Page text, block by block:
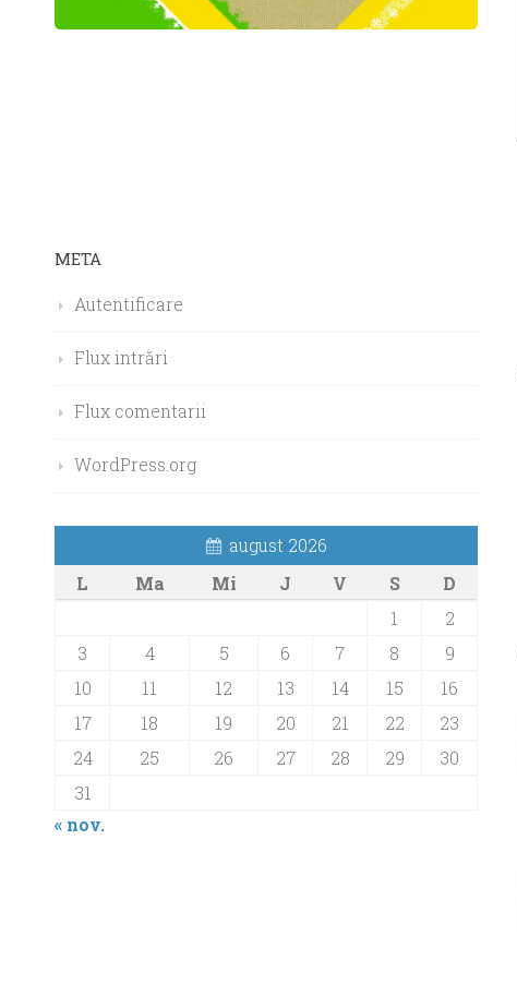
META
Autentificare
Flux intrări
Flux comentarii
WordPress.org
august 2026
L
Ma Mi J V S
D
1
2
3
4 5 6 7 8
9
10
11 12 13 14 15
16
17
18 19 20 21 22
23
24
25 26 27 28 29
30
31
« nov.